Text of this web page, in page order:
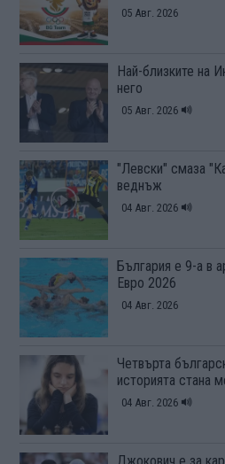
05 Авг. 2026
Най-близките на
него
05 Авг. 2026
"Левски" смаза
веднъж
04 Авг. 2026
България е 9-а в
Евро 2026
04 Авг. 2026
Четвърта
историята стана
04 Авг. 2026